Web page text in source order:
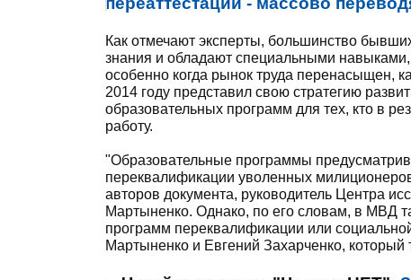
Как отмечают эксперты, большинство
знания и обладают специальными
особенно когда рынок труда перенасыщен,
2014 году представил свою стратегию
образовательных программ для тех, кто в
работу.
"Образовательные программы
переквалификации уволенных
авторов документа, руководитель Центра
Мартыненко. Однако, по его словам, в МВД
программ переквалификации или
Мартыненко и Евгений Захарченко,